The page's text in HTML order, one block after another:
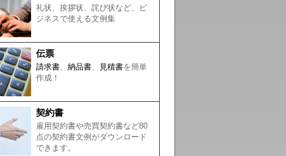
礼状、挨拶状、詫び状など、ビ
ジネスで使える文例集
伝票
請求書、 納品書、 見積書を簡単
作成！
契約書
雇用契約書や売買契約書など80
点の契約書文例がダウンロード
できます。